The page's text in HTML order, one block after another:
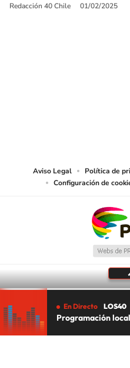
Redacción 40 Chile 01/02/2025
Aviso Legal Política de
Configuración de
En Directo LOS40
Programación local